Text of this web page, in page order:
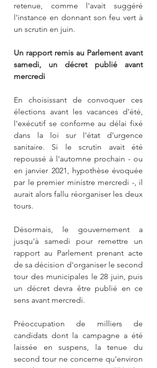
retenue, comme l'avait suggéré
l'instance en donnant son feu vert à
un scrutin en juin.
Un rapport remis au Parlement avant
samedi, un décret publié avant
mercredi
En choisissant de convoquer ces
élections avant les vacances d'été,
l'exécutif se conforme au délai fixé
dans la loi sur l'état d'urgence
sanitaire. Si le scrutin avait été
repoussé à l'automne prochain - ou
en janvier 2021, hypothèse évoquée
par le premier ministre mercredi -, il
aurait alors fallu réorganiser les deux
tours.
Désormais, le gouvernement a
jusqu'à samedi pour remettre un
rapport au Parlement prenant acte
de sa décision d'organiser le second
tour des municipales le 28 juin, puis
un décret devra être publié en ce
sens avant mercredi.
Préoccupation de milliers de
candidats dont la campagne a été
laissée en suspens, la tenue du
second tour ne concerne qu'environ